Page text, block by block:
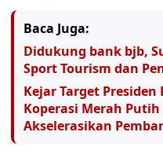
Baca Juga:
Didukung bank bjb,
Sport Tourism dan
Kejar Target
Koperasi Merah
Akselerasikan